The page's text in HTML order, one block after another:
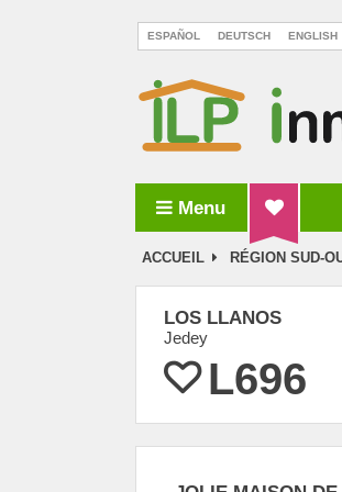
ILP Inmobiliaria La Palma
ESPAÑOL DEUTSCH ENGLISH
Menu
ACCUEIL RÉGION SUD-
LOS LLANOS
Jedey
L696